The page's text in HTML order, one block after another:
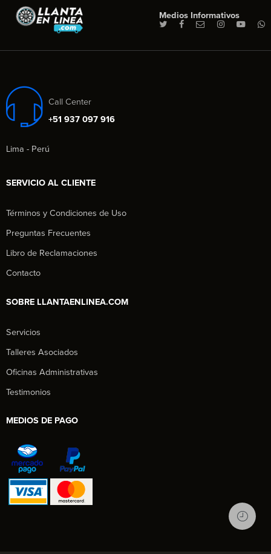
Medios Informativos
Call Center
+51 937 097 916
Lima - Perú
SERVICIO AL CLIENTE
Términos y Condiciones de Uso
Preguntas Frecuentes
Libro de Reclamaciones
Contacto
SOBRE LLANTAENLINEA.COM
Servicios
Talleres Asociados
Oficinas Administrativas
Testimonios
MEDIOS DE PAGO